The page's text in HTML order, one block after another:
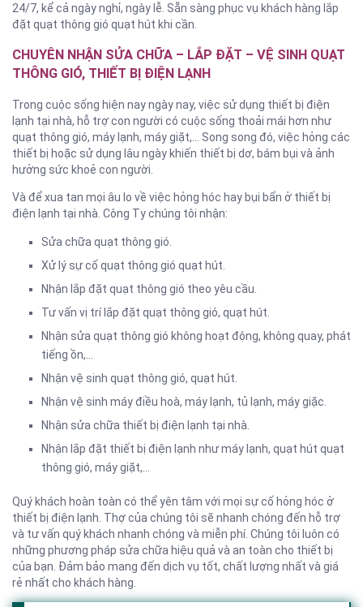
24/7, kể cả ngày nghỉ, ngày lễ. Sẵn sàng phục vụ khách hàng lắp
đặt quạt thông gió quạt hút khi cần.
CHUYÊN NHẬN SỬA CHỮA – LẮP ĐẶT – VỆ SINH QUẠT
THÔNG GIÓ, THIẾT BỊ ĐIỆN LẠNH
Trong cuộc sống hiện nay ngày nay, việc sử dụng thiết bị điện
lạnh tại nhà, hỗ trợ con người có cuộc sống thoải mái hơn như
quạt thông gió, máy lạnh, máy giặt,… Song song đó, việc hỏng các
thiết bị hoặc sử dụng lâu ngày khiến thiết bị dơ, bám bụi và ảnh
hưởng sức khoẻ con người.
Và để xua tan mọi âu lo về việc hỏng hóc hay bụi bẩn ở thiết bị
điện lạnh tại nhà. Công Ty chúng tôi nhận:
Sửa chữa quạt thông gió.
Xử lý sự cố quạt thông gió quạt hút.
Nhận lắp đặt quạt thông gió theo yêu cầu.
Tư vấn vị trí lắp đặt quạt thông gió, quạt hút.
Nhận sửa quạt thông gió không hoạt động, không quay, phát
tiếng ồn,…
Nhận vệ sinh quạt thông gió, quạt hút.
Nhận vệ sinh máy điều hoà, máy lạnh, tủ lạnh, máy giặc.
Nhận sửa chữa thiết bị điện lạnh tại nhà.
Nhận lắp đặt thiết bị điện lạnh như máy lạnh, quạt hút quạt
thông gió, máy giặt,…
Quý khách hoàn toàn có thể yên tâm với mọi sự cố hỏng hóc ở
thiết bị điện lạnh. Thợ của chúng tôi sẽ nhanh chóng đến hỗ trợ
và tư vấn quý khách nhanh chóng và miễn phí. Chúng tôi luôn có
những phương pháp sửa chữa hiệu quả và an toàn cho thiết bị
của bạn. Đảm bảo mang đến dịch vụ tốt, chất lượng nhất và giá
rẻ nhất cho khách hàng.